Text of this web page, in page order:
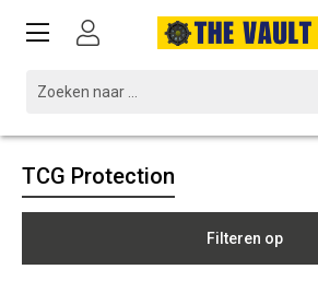
TCG Protection
Filteren op